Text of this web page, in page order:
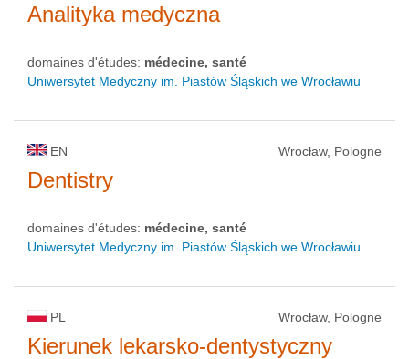
Analityka medyczna
domaines d'études: médecine, santé
Uniwersytet Medyczny im. Piastów Śląskich we Wrocławiu
EN Wrocław, Pologne
Dentistry
domaines d'études: médecine, santé
Uniwersytet Medyczny im. Piastów Śląskich we Wrocławiu
PL Wrocław, Pologne
Kierunek lekarsko-dentystyczny